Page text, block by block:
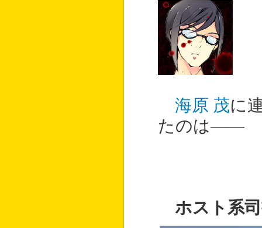
海原 茂に
たのは――
ホスト系